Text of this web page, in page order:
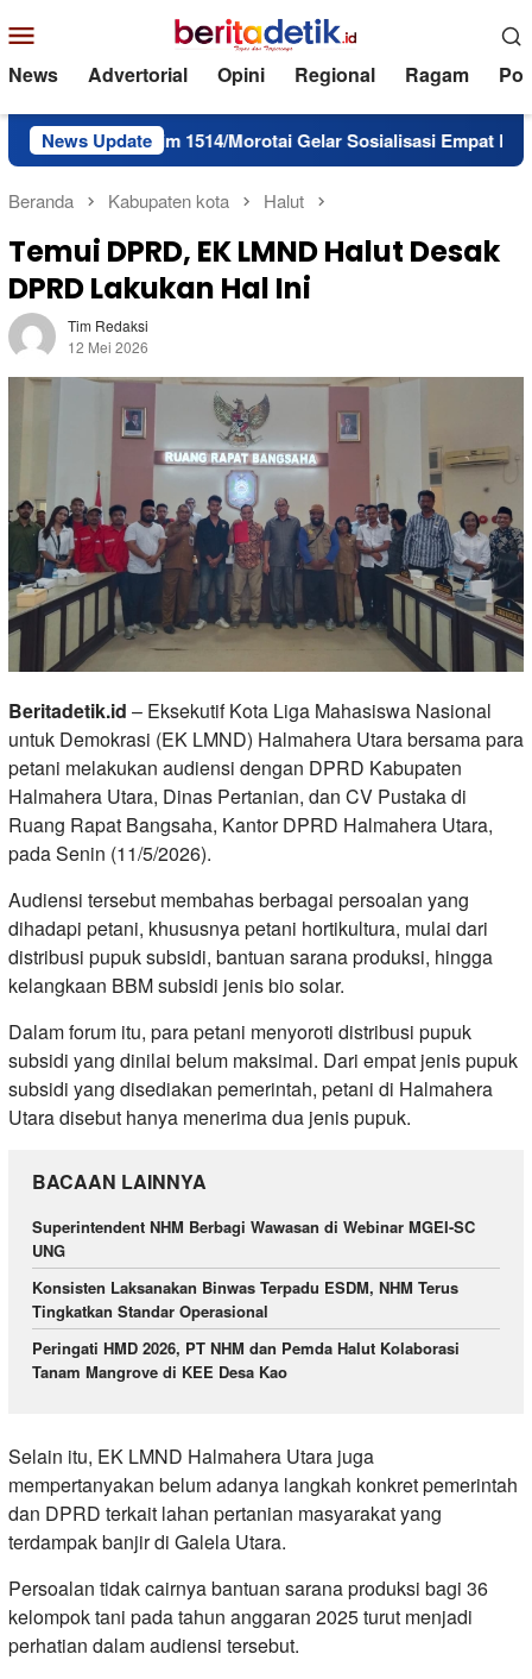
ke
kontenMobile
News Advertorial Opini Regional Ragam
News Update
Kodim 1514/Morotai Gelar Sosialisasi Empat Pilar bagi
Beranda Kabupaten kota Halut
Temui DPRD, EK LMND Halut Desak
DPRD Lakukan Hal Ini
Tim Redaksi
12 Mei 2026
Beritadetik.id – Eksekutif Kota Liga Mahasiswa Nasional
untuk Demokrasi (EK LMND) Halmahera Utara bersama para
petani melakukan audiensi dengan DPRD Kabupaten
Halmahera Utara, Dinas Pertanian, dan CV Pustaka di
Ruang Rapat Bangsaha, Kantor DPRD Halmahera Utara,
pada Senin (11/5/2026).
Audiensi tersebut membahas berbagai persoalan yang
dihadapi petani, khususnya petani hortikultura, mulai dari
distribusi pupuk subsidi, bantuan sarana produksi, hingga
kelangkaan BBM subsidi jenis bio solar.
Dalam forum itu, para petani menyoroti distribusi pupuk
subsidi yang dinilai belum maksimal. Dari empat jenis pupuk
subsidi yang disediakan pemerintah, petani di Halmahera
Utara disebut hanya menerima dua jenis pupuk.
BACAAN LAINNYA
Superintendent NHM Berbagi Wawasan di Webinar MGEI-SC
UNG
Konsisten Laksanakan Binwas Terpadu ESDM, NHM Terus
Tingkatkan Standar Operasional
Peringati HMD 2026, PT NHM dan Pemda Halut Kolaborasi
Tanam Mangrove di KEE Desa Kao
Selain itu, EK LMND Halmahera Utara juga
mempertanyakan belum adanya langkah konkret pemerintah
dan DPRD terkait lahan pertanian masyarakat yang
terdampak banjir di Galela Utara.
Persoalan tidak cairnya bantuan sarana produksi bagi 36
kelompok tani pada tahun anggaran 2025 turut menjadi
perhatian dalam audiensi tersebut.